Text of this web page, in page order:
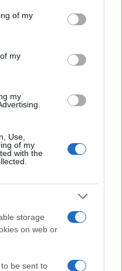
You may click to
its third-party tags to
in below Google
of my
my
my
Use,
of my
with the
storage
on web or
be sent to